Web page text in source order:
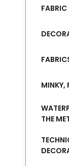
FABRIC
MINKY,
THE